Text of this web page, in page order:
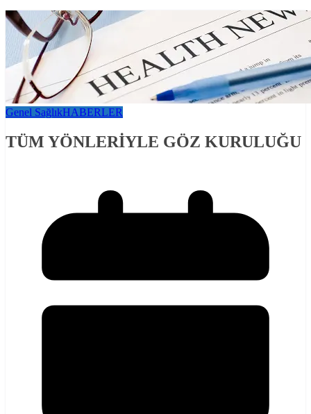
Genel SağlıkHABERLER
TÜM YÖNLERİYLE GÖZ KURULUĞU